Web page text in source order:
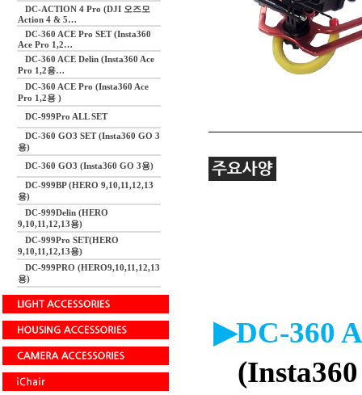
DC-ACTION 4 Pro (DJI 오즈모
Action 4 & 5…
DC-360 ACE Pro SET (Insta360
Ace Pro 1,2…
DC-360 ACE Delin (Insta360 Ace
Pro 1,2용…
DC-360 ACE Pro (Insta360 Ace
Pro 1,2용 )
DC-999Pro ALL SET
DC-360 GO3 SET (Insta360 GO 3
용)
DC-360 GO3 (Insta360 GO 3용)
DC-999BP (HERO 9,10,11,12,13
용)
DC-999Delin (HERO
9,10,11,12,13용)
DC-999Pro SET(HERO
9,10,11,12,13용)
DC-999PRO (HERO9,10,11,12,13
용)
▶DC-360